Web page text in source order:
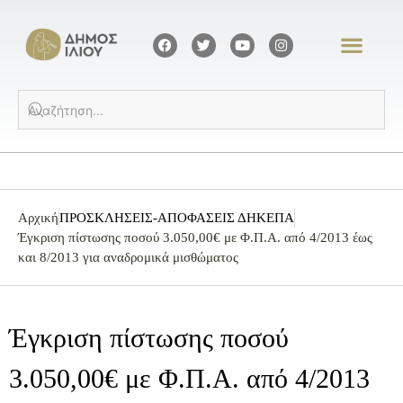
ΑρχικήΠΡΟΣΚΛΗΣΕΙΣ-ΑΠΟΦΑΣΕΙΣ ΔΗΚΕΠΑ
Έγκριση πίστωσης ποσού 3.050,00€ με Φ.Π.Α. από 4/2013 έως
και 8/2013 για αναδρομικά μισθώματος
Έγκριση πίστωσης ποσού
3.050,00€ με Φ.Π.Α. από 4/2013